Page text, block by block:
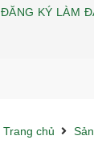
ĐĂNG KÝ LÀM
Trang chủ